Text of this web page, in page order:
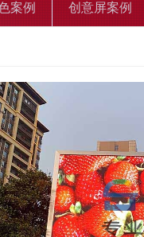
案例 创意屏案例